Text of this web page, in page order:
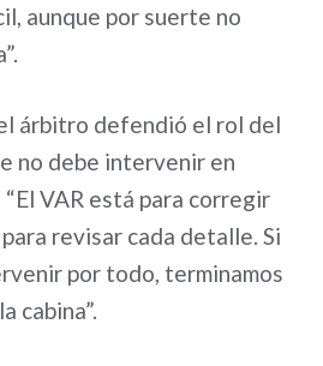
aunque por suerte no
árbitro defendió el rol del
no debe intervenir en
“El VAR está para corregir
revisar cada detalle. Si
por todo, terminamos
cabina”.